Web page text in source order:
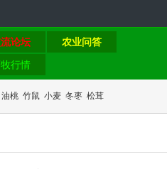
论坛
农业问答
行情
油桃 竹鼠 小麦 冬枣 松茸